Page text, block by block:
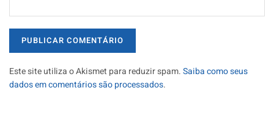
Este site utiliza o Akismet para reduzir spam.Saiba como seus
dados em comentários são processados.